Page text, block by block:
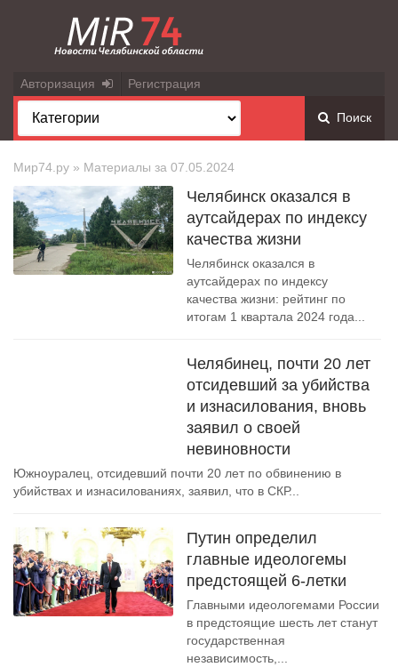
Авторизация Регистрация
Поиск
Мир74.ру » Материалы за 07.05.2024
Челябинск оказался в
аутсайдерах по индексу
качества жизни
Челябинск оказался в
аутсайдерах по индексу
качества жизни: рейтинг по
итогам 1 квартала 2024 года...
Челябинец, почти 20 лет
отсидевший за убийства
и изнасилования, вновь
заявил о своей
невиновности
Южноуралец, отсидевший почти 20 лет по обвинению в
убийствах и изнасилованиях, заявил, что в СКР...
Путин определил
главные идеологемы
предстоящей 6-летки
Главными идеологемами России
в предстоящие шесть лет станут
государственная
независимость,...